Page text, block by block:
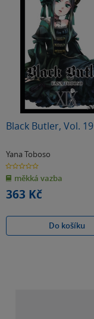
Black Butler, Vol. 19
Yana Toboso
0.0
z
5
hvězdiček
měkká vazba
363 Kč
Do košíku